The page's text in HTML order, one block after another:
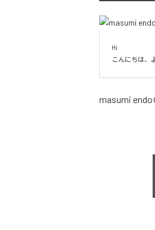
Hi
こんにちは、
masumi endo